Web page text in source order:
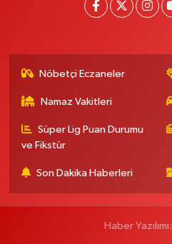
Nöbetçi Eczaneler
Namaz Vakitleri
Süper Lig Puan Durumu
ve Fikstür
Son Dakika Haberleri
Haber Yazılımı: